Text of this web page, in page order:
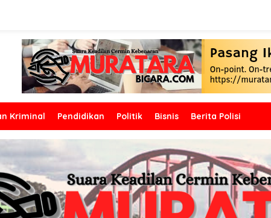
Kriminal Pendidikan Politik Bisnis Berita Polisi